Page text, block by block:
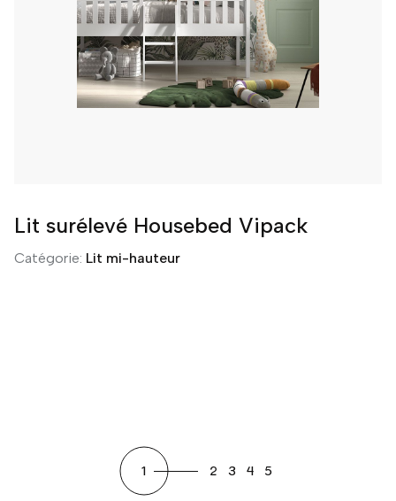
Lit surélevé Housebed Vipack
Catégorie: Lit mi-hauteur
1 2 3 4 5